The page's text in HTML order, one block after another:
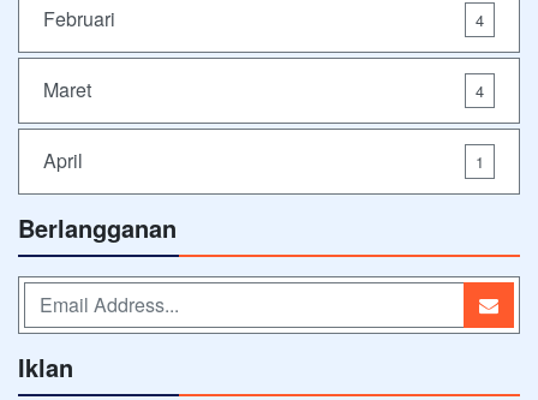
Februari 4
Maret 4
April 1
Berlangganan
Iklan